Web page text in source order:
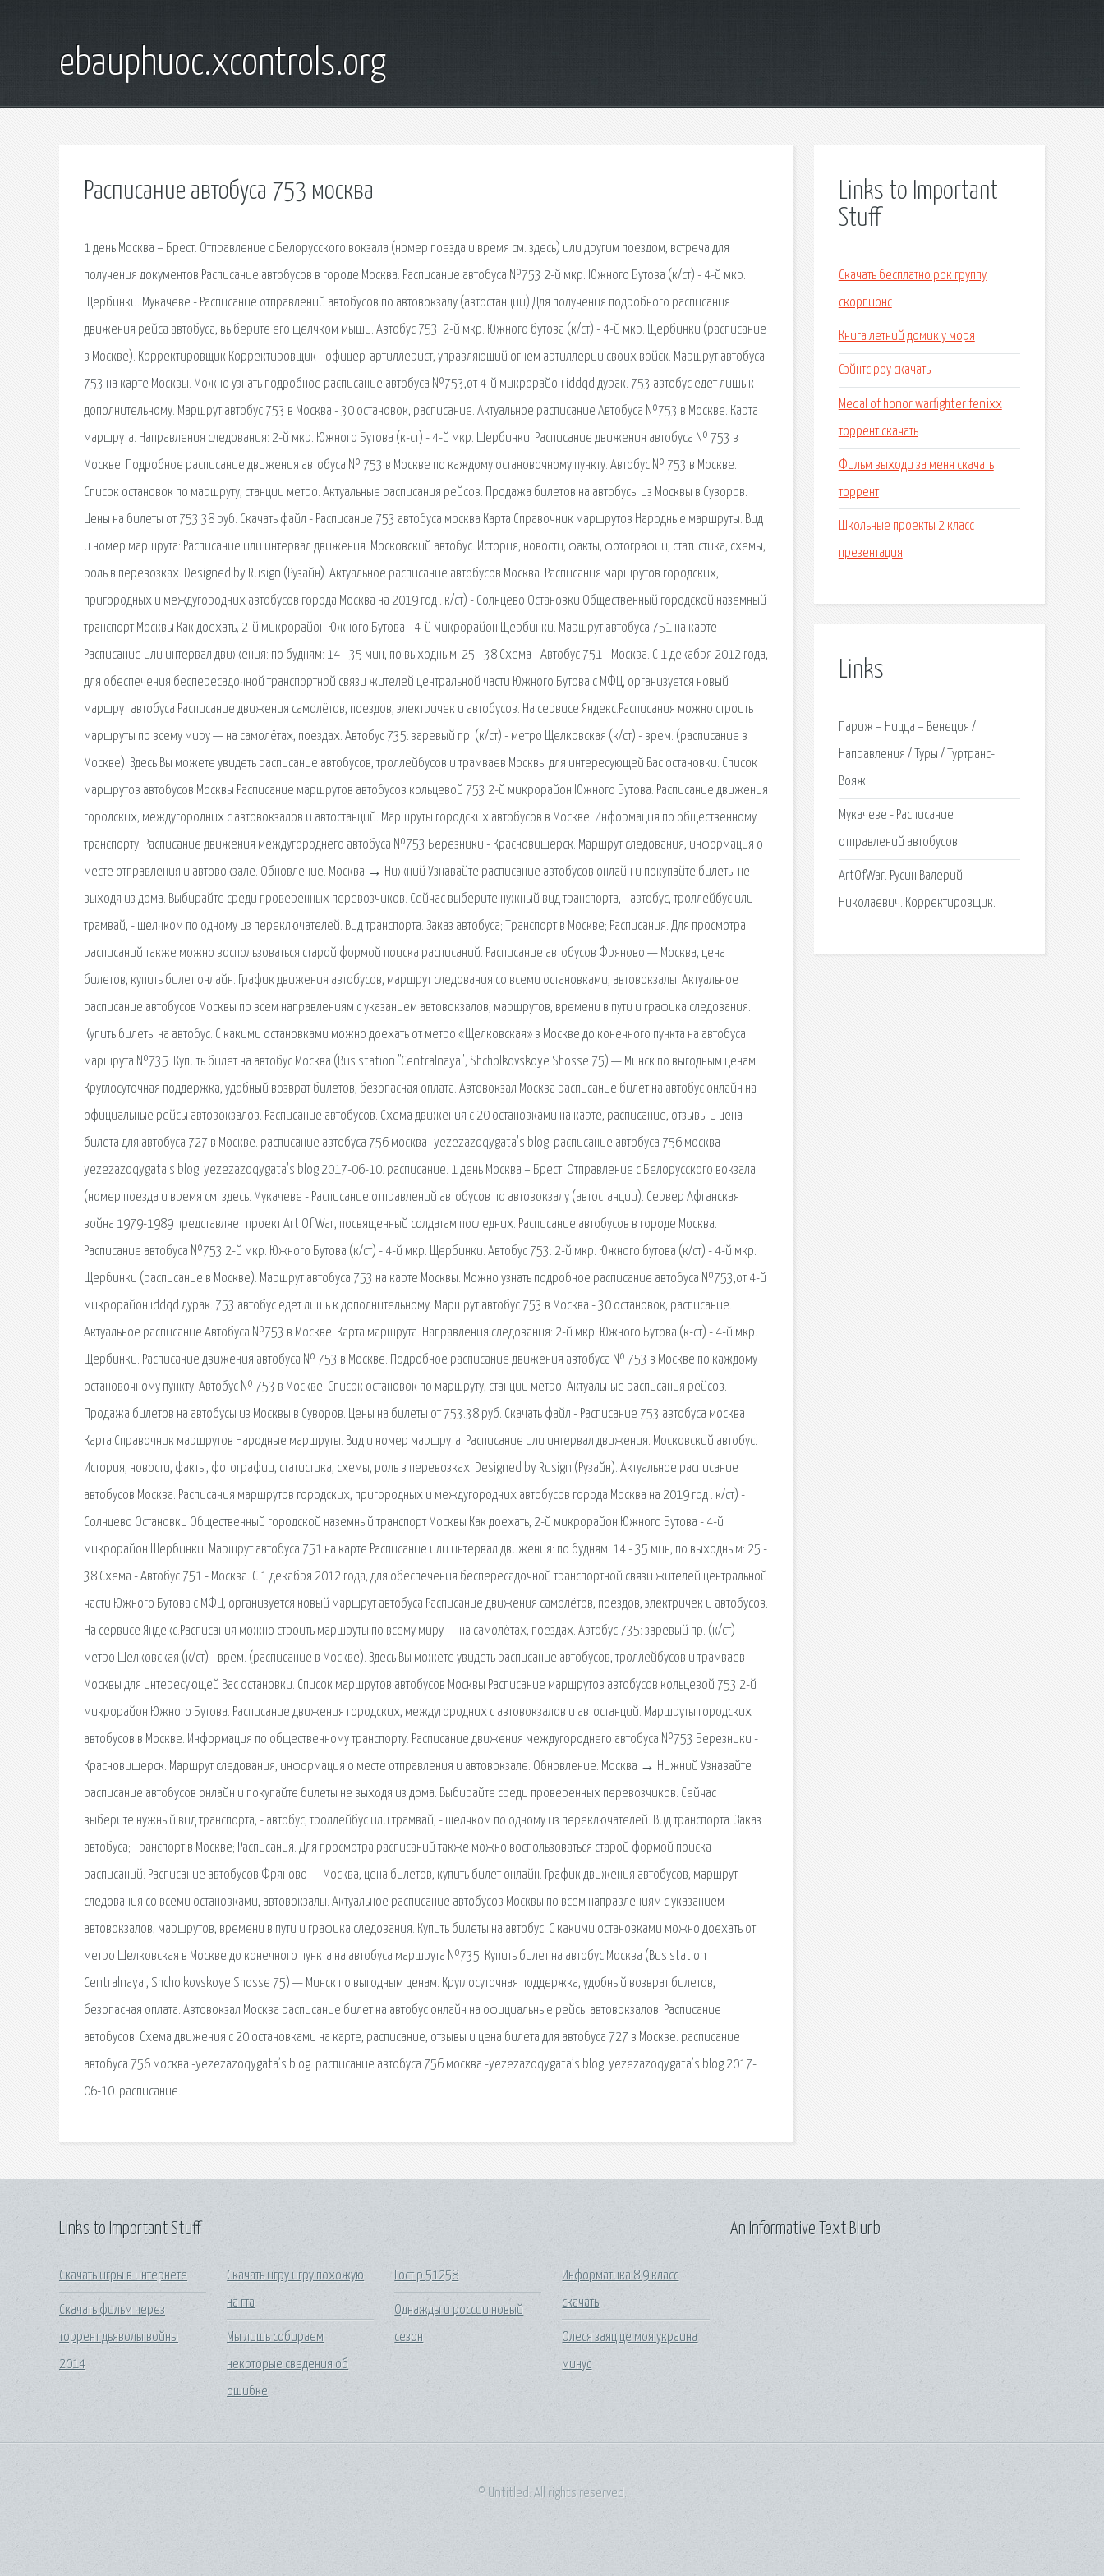
ebauphuoc.xcontrols.org
Расписание автобуса 753 москва
1 день Москва – Брест. Отправление с Белорусского вокзала (номер поезда и время см. здесь) или другим поездом, встреча для
получения документов Расписание автобусов в городе Москва. Расписание автобуса №753 2-й мкр. Южного Бутова (к/ст) - 4-й мкр.
Щербинки. Мукачеве - Расписание отправлений автобусов по автовокзалу (автостанции) Для получения подробного расписания
движения рейса автобуса, выберите его щелчком мыши. Автобус 753: 2-й мкр. Южного бутова (к/ст) - 4-й мкр. Щербинки (расписание
в Москве). Корректировщик Корректировщик - офицер-артиллерист, управляющий огнем артиллерии своих войск. Маршрут автобуса
753 на карте Москвы. Можно узнать подробное расписание автобуса №753,от 4-й микрорайон iddqd дурак. 753 автобус едет лишь к
дополнительному. Маршрут автобус 753 в Москва - 30 остановок, расписание. Актуальное расписание Автобуса №753 в Москве. Карта
маршрута. Направления следования: 2-й мкр. Южного Бутова (к-ст) - 4-й мкр. Щербинки. Расписание движения автобуса № 753 в
Москве. Подробное расписание движения автобуса № 753 в Москве по каждому остановочному пункту. Автобус № 753 в Москве.
Список остановок по маршруту, станции метро. Актуальные расписания рейсов. Продажа билетов на автобусы из Москвы в Суворов.
Цены на билеты от 753.38 руб. Скачать файл - Расписание 753 автобуса москва Карта Справочник маршрутов Народные маршруты. Вид
и номер маршрута: Расписание или интервал движения. Московский автобус. История, новости, факты, фотографии, статистика, схемы,
роль в перевозках. Designed by Rusign (Рузайн). Актуальное расписание автобусов Москва. Расписания маршрутов городских,
пригородных и междугородних автобусов города Москва на 2019 год . к/ст) - Солнцево Остановки Общественный городской наземный
транспорт Москвы Как доехать, 2-й микрорайон Южного Бутова - 4-й микрорайон Щербинки. Маршрут автобуса 751 на карте
Расписание или интервал движения: по будням: 14 - 35 мин, по выходным: 25 - 38 Схема - Автобус 751 - Москва. С 1 декабря 2012 года,
для обеспечения беспересадочной транспортной связи жителей центральной части Южного Бутова с МФЦ, организуется новый
маршрут автобуса Расписание движения самолётов, поездов, электричек и автобусов. На сервисе Яндекс.Расписания можно строить
маршруты по всему миру — на самолётах, поездах. Автобус 735: заревый пр. (к/ст) - метро Щелковская (к/ст) - врем. (расписание в
Москве). Здесь Вы можете увидеть расписание автобусов, троллейбусов и трамваев Москвы для интересующей Вас остановки. Список
маршрутов автобусов Москвы Расписание маршрутов автобусов кольцевой 753 2-й микрорайон Южного Бутова. Расписание движения
городских, междугородних с автовокзалов и автостанций. Маршруты городских автобусов в Москве. Информация по общественному
транспорту. Расписание движения междугороднего автобуса №753 Березники - Красновишерск. Маршрут следования, информация о
месте отправления и автовокзале. Обновление. Москва → Нижний Узнавайте расписание автобусов онлайн и покупайте билеты не
выходя из дома. Выбирайте среди проверенных перевозчиков. Сейчас выберите нужный вид транспорта, - автобус, троллейбус или
трамвай, - щелчком по одному из переключателей. Вид транспорта. Заказ автобуса; Транспорт в Москве; Расписания. Для просмотра
расписаний также можно воспользоваться старой формой поиска расписаний. Расписание автобусов Фряново — Москва, цена
билетов, купить билет онлайн. График движения автобусов, маршрут следования со всеми остановками, автовокзалы. Актуальное
расписание автобусов Москвы по всем направлениям с указанием автовокзалов, маршрутов, времени в пути и графика следования.
Купить билеты на автобус. С какими остановками можно доехать от метро «Щелковская» в Москве до конечного пункта на автобуса
маршрута №735. Купить билет на автобус Москва (Bus station "Centralnaya", Shcholkovskoye Shosse 75) — Минск по выгодным ценам.
Круглосуточная поддержка, удобный возврат билетов, безопасная оплата. Автовокзал Москва расписание билет на автобус онлайн на
официальные рейсы автовокзалов. Расписание автобусов. Схема движения с 20 остановками на карте, расписание, отзывы и цена
билета для автобуса 727 в Москве. расписание автобуса 756 москва -yezezazoqygata's blog. расписание автобуса 756 москва -
yezezazoqygata's blog. yezezazoqygata's blog 2017-06-10. расписание. 1 день Москва – Брест. Отправление с Белорусского вокзала
(номер поезда и время см. здесь. Мукачеве - Расписание отправлений автобусов по автовокзалу (автостанции). Сервер Афганская
война 1979-1989 представляет проект Art Of War, посвященный солдатам последних. Расписание автобусов в городе Москва.
Расписание автобуса №753 2-й мкр. Южного Бутова (к/ст) - 4-й мкр. Щербинки. Автобус 753: 2-й мкр. Южного бутова (к/ст) - 4-й мкр.
Щербинки (расписание в Москве). Маршрут автобуса 753 на карте Москвы. Можно узнать подробное расписание автобуса №753,от 4-й
микрорайон iddqd дурак. 753 автобус едет лишь к дополнительному. Маршрут автобус 753 в Москва - 30 остановок, расписание.
Актуальное расписание Автобуса №753 в Москве. Карта маршрута. Направления следования: 2-й мкр. Южного Бутова (к-ст) - 4-й мкр.
Щербинки. Расписание движения автобуса № 753 в Москве. Подробное расписание движения автобуса № 753 в Москве по каждому
остановочному пункту. Автобус № 753 в Москве. Список остановок по маршруту, станции метро. Актуальные расписания рейсов.
Продажа билетов на автобусы из Москвы в Суворов. Цены на билеты от 753.38 руб. Скачать файл - Расписание 753 автобуса москва
Карта Справочник маршрутов Народные маршруты. Вид и номер маршрута: Расписание или интервал движения. Московский автобус.
История, новости, факты, фотографии, статистика, схемы, роль в перевозках. Designed by Rusign (Рузайн). Актуальное расписание
автобусов Москва. Расписания маршрутов городских, пригородных и междугородних автобусов города Москва на 2019 год . к/ст) -
Солнцево Остановки Общественный городской наземный транспорт Москвы Как доехать, 2-й микрорайон Южного Бутова - 4-й
микрорайон Щербинки. Маршрут автобуса 751 на карте Расписание или интервал движения: по будням: 14 - 35 мин, по выходным: 25 -
38 Схема - Автобус 751 - Москва. С 1 декабря 2012 года, для обеспечения беспересадочной транспортной связи жителей центральной
части Южного Бутова с МФЦ, организуется новый маршрут автобуса Расписание движения самолётов, поездов, электричек и автобусов.
На сервисе Яндекс.Расписания можно строить маршруты по всему миру — на самолётах, поездах. Автобус 735: заревый пр. (к/ст) -
метро Щелковская (к/ст) - врем. (расписание в Москве). Здесь Вы можете увидеть расписание автобусов, троллейбусов и трамваев
Москвы для интересующей Вас остановки. Список маршрутов автобусов Москвы Расписание маршрутов автобусов кольцевой 753 2-й
микрорайон Южного Бутова. Расписание движения городских, междугородних с автовокзалов и автостанций. Маршруты городских
автобусов в Москве. Информация по общественному транспорту. Расписание движения междугороднего автобуса №753 Березники -
Красновишерск. Маршрут следования, информация о месте отправления и автовокзале. Обновление. Москва → Нижний Узнавайте
расписание автобусов онлайн и покупайте билеты не выходя из дома. Выбирайте среди проверенных перевозчиков. Сейчас
выберите нужный вид транспорта, - автобус, троллейбус или трамвай, - щелчком по одному из переключателей. Вид транспорта. Заказ
автобуса; Транспорт в Москве; Расписания. Для просмотра расписаний также можно воспользоваться старой формой поиска
расписаний. Расписание автобусов Фряново — Москва, цена билетов, купить билет онлайн. График движения автобусов, маршрут
следования со всеми остановками, автовокзалы. Актуальное расписание автобусов Москвы по всем направлениям с указанием
автовокзалов, маршрутов, времени в пути и графика следования. Купить билеты на автобус. С какими остановками можно доехать от
метро Щелковская в Москве до конечного пункта на автобуса маршрута №735. Купить билет на автобус Москва (Bus station
Centralnaya , Shcholkovskoye Shosse 75) — Минск по выгодным ценам. Круглосуточная поддержка, удобный возврат билетов,
безопасная оплата. Автовокзал Москва расписание билет на автобус онлайн на официальные рейсы автовокзалов. Расписание
автобусов. Схема движения с 20 остановками на карте, расписание, отзывы и цена билета для автобуса 727 в Москве. расписание
автобуса 756 москва -yezezazoqygata’s blog. расписание автобуса 756 москва -yezezazoqygata’s blog. yezezazoqygata’s blog 2017-
06-10. расписание.
Links to Important
Stuff
Скачать бесплатно рок группу
скорпионс
Книга летний домик у моря
Сэйнтс роу скачать
Medal of honor warfighter fenixx
торрент скачать
Фильм выходи за меня скачать
торрент
Школьные проекты 2 класс
презентация
Links
Париж – Ницца – Венеция /
Направления / Туры / Туртранс-
Вояж.
Мукачеве - Расписание
отправлений автобусов
ArtOfWar. Русин Валерий
Николаевич. Корректировщик.
Links to Important Stuff
Скачать игры в интернете
Скачать фильм через
торрент дьяволы войны
2014
Скачать игру игру похожую
на гта
Мы лишь собираем
некоторые сведения об
ошибке
Гост р 51258
Однажды и россии новый
сезон
Информатика 8 9 класс
скачать
Олеся заяц це моя украина
минус
An Informative Text Blurb
© Untitled. All rights reserved.